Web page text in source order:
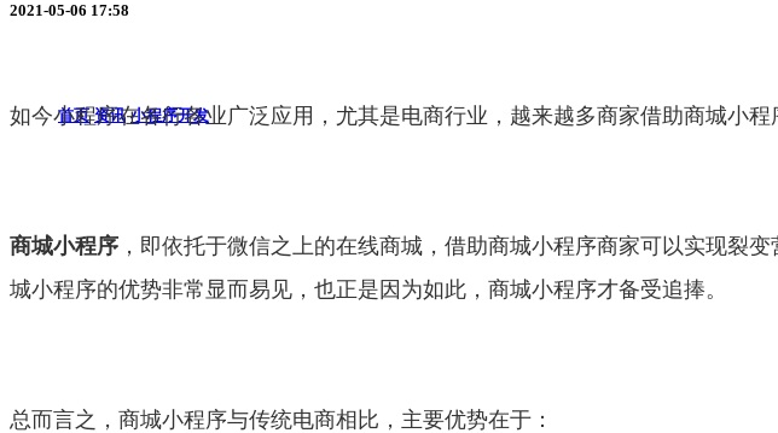
2021-05-06 17:58
首页 资讯 小程序开发
如今小程序在各行各业广泛应用，尤其是电商行业，越来越多商家借助商城小
商城小程序 ，即依托于微信之上的在线商城，借助商城小程序商家可以实现裂
城小程序的优势非常显而易见，也正是因为如此，商城小程序才备受追捧。
总而言之，商城小程序与传统电商相比，主要优势在于：